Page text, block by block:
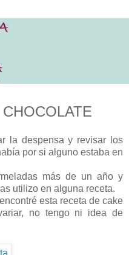
la despensa y revisar los
por si alguno estaba en
más de un año y
utilizo en alguna receta.
esta receta de cake
no tengo ni idea de